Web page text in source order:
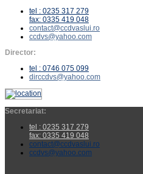
tel : 0235 317 279
fax: 0335 419 048
contact@ccdvaslui.ro
ccdvs@yahoo.com
Director:
tel : 0746 075 099
dirccdvs@yahoo.com
Secretariat:
tel : 0235 317 279
fax: 0335 419 048
contact@ccdvaslui.ro
ccdvs@yahoo.com